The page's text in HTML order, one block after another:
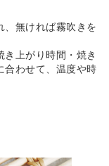
無ければ霧吹きを
上がり時間・焼き
合わせて、温度や時